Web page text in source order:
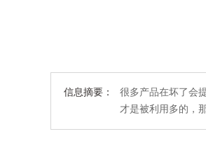
信息摘要：
很多产品在坏了会
才是被利用多的，